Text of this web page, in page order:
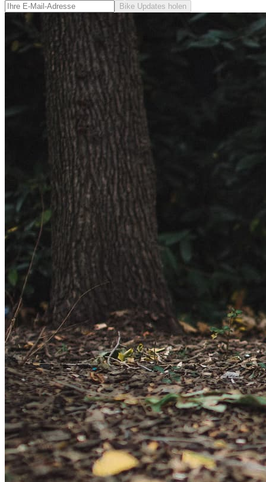
Bike Updates holen